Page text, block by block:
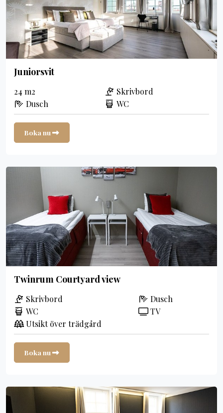
Juniorsvit
24 m2
Skrivbord
Dusch
WC
Boka nu
Twinrum Courtyard view
Skrivbord
Dusch
WC
TV
Utsikt över trädgård
Boka nu